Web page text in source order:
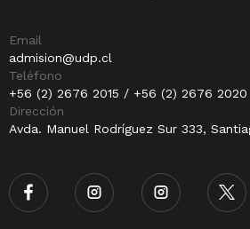
Email
admision@udp.cl
Teléfono
+56 (2) 2676 2015 / +56 (2) 2676 2020
Dirección
Avda. Manuel Rodríguez Sur 333,